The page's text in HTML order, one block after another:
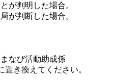
が判明した場合。
が判断した場合。
なび活動助成係
置き換えてください。